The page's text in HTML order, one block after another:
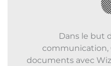
Dans le but
communication,
documents avec